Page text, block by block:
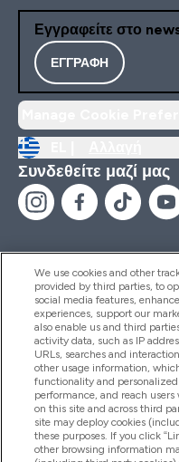
Εγγραφείτε στο
ΕΓΓΡΑΦΉ
Συνδεθείτε μαζί μας
Βοήθεια &
Προϊόντα
Εταιρικές
We use cookies and other
provided by third parties, to
social media features,
experiences, support our
also enable us and third
activity data, such as IP
URLs, searches and
other usage information,
functionality and
performance, and reach
on this site and across third
site may deploy cookies
these purposes. If you click
other browsing information